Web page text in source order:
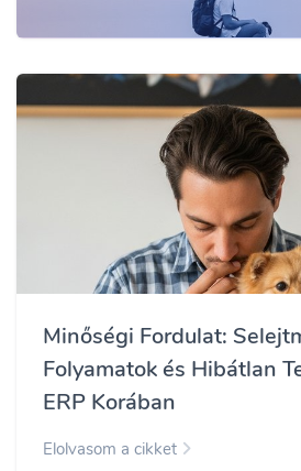
Minőségi Fordulat:
Folyamatok és Hibátlan
ERP Korában
Elolvasom a cikket